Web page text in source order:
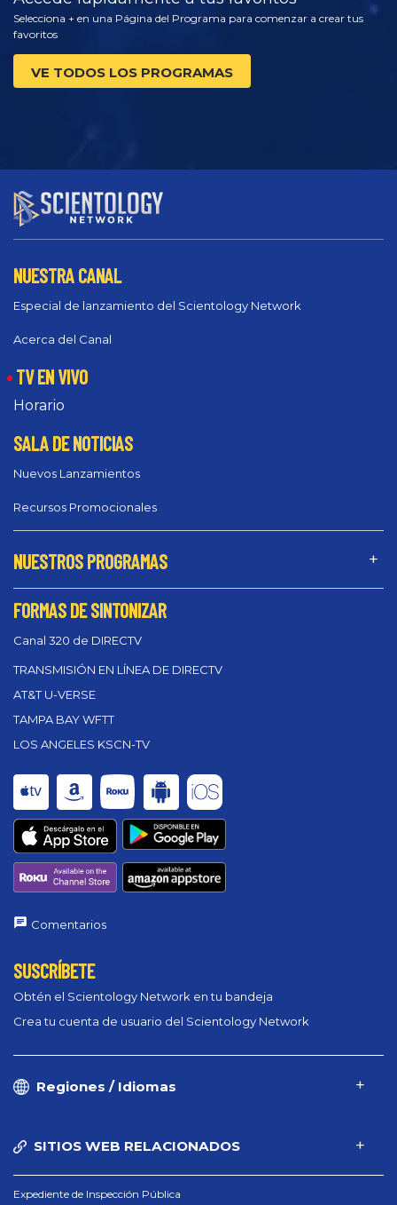
Selecciona + en una Página del Programa para comenzar a crear tus
favoritos
VE TODOS LOS PROGRAMAS
NUESTRA CANAL
Especial de lanzamiento del Scientology Network
Acerca del Canal
TV EN VIVO
Horario
SALA DE NOTICIAS
Nuevos Lanzamientos
Recursos Promocionales
NUESTROS PROGRAMAS
FORMAS DE SINTONIZAR
Canal 320 de DIRECTV
TRANSMISIÓN EN LÍNEA DE DIRECTV
AT&T U-VERSE
TAMPA BAY WFTT
LOS ANGELES KSCN-TV
Comentarios
SUSCRÍBETE
Obtén el Scientology Network en tu bandeja
Crea tu cuenta de usuario del Scientology Network
Regiones / Idiomas
SITIOS WEB RELACIONADOS
Expediente de Inspección Pública